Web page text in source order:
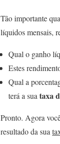
Tão importante
líquidos mensais,
Qual o ganho
Estes
Qual a
terá a sua taxa
Pronto. Agora
resultado da sua